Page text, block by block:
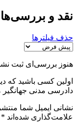
نقد و بررسی‌ها
حذف فیلترها
هنوز بررسی‌ای ثبت
اولین کسی باشید که
دادرسی مدنی
نشانی ایمیل شما
علامت‌گذاری شده‌اند *